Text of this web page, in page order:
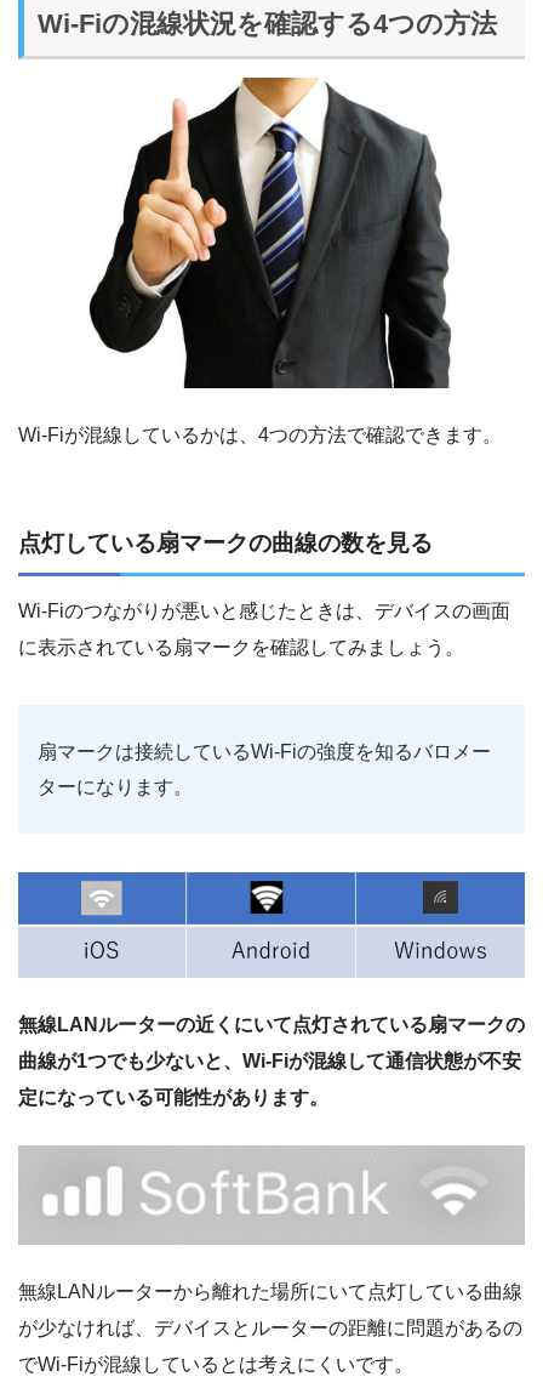
Wi-Fiの混線状況を確認する4つの方法
Wi-Fiが混線しているかは、4つの方法で確認できます。
点灯している扇マークの曲線の数を見る
Wi-Fiのつながりが悪いと感じたときは、デバイスの画面
に表示されている扇マークを確認してみましょう。
扇マークは接続しているWi-Fiの強度を知るバロメー
ターになります。
無線LANルーターの近くにいて点灯されている扇マークの
曲線が1つでも少ないと、Wi-Fiが混線して通信状態が不安
定になっている可能性があります。
無線LANルーターから離れた場所にいて点灯している曲線
が少なければ、デバイスとルーターの距離に問題があるの
でWi-Fiが混線しているとは考えにくいです。